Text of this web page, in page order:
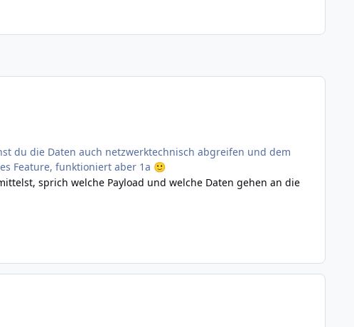
du die Daten auch netzwerktechnisch abgreifen und dem
Feature, funktioniert aber 1a 🙂
sprich welche Payload und welche Daten gehen an die